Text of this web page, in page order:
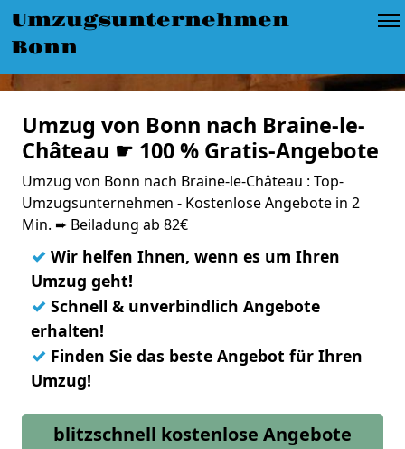
Umzugsunternehmen
Bonn
Umzug von Bonn nach Braine-le-
Château ☛ 100 % Gratis-Angebote
Umzug von Bonn nach Braine-le-Château : Top-
Umzugsunternehmen - Kostenlose Angebote in 2
Min. ➨ Beiladung ab 82€
✓ Wir helfen Ihnen, wenn es um Ihren
Umzug geht!
✓ Schnell & unverbindlich Angebote
erhalten!
✓ Finden Sie das beste Angebot für Ihren
Umzug!
blitzschnell kostenlose Angebote